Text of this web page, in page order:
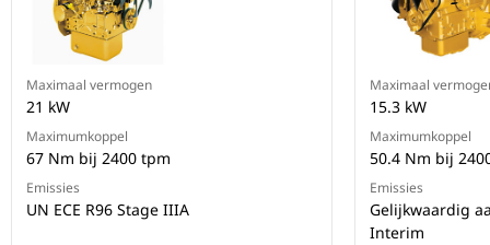
Maximaal vermogen
21 kW
Maximumkoppel
67 Nm bij 2400 tpm
Emissies
UN ECE R96 Stage IIIA
Maximaal
15.3 kW
Maximumkoppel
50.4 Nm bij
Emissies
Gelijkwaardig
Interim